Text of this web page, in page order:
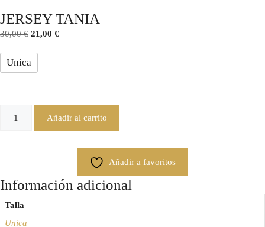
JERSEY TANIA
30,00€ 21,00 €
Unica
Añadir al carrito
Añadir a favoritos
Información adicional
Talla
Unica